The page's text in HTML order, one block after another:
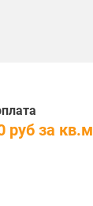
руб за кв.м